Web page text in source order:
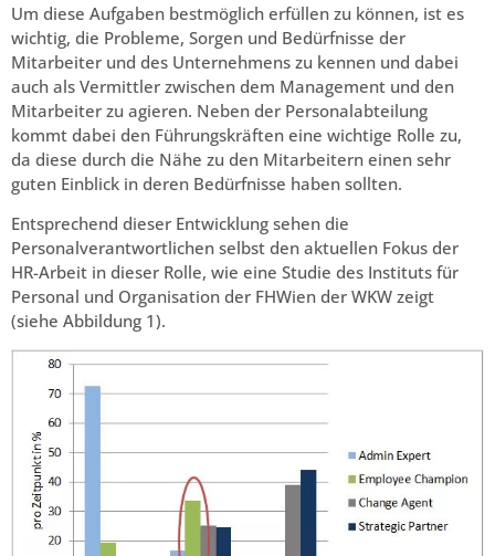
Um diese Aufgaben bestmöglich erfüllen zu können, ist es
wichtig, die Probleme, Sorgen und Bedürfnisse der
Mitarbeiter und des Unternehmens zu kennen und dabei
auch als Vermittler zwischen dem Management und den
Mitarbeiter zu agieren. Neben der Personalabteilung
kommt dabei den Führungskräften eine wichtige Rolle zu,
da diese durch die Nähe zu den Mitarbeitern einen sehr
guten Einblick in deren Bedürfnisse haben sollten.
Entsprechend dieser Entwicklung sehen die
Personalverantwortlichen selbst den aktuellen Fokus der
HR-Arbeit in dieser Rolle, wie eine Studie des Instituts für
Personal und Organisation der FHWien der WKW zeigt
(siehe Abbildung 1).